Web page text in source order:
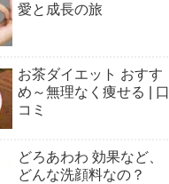
愛と成長の旅
お茶ダイエット おすす
め～無理なく痩せる | 口
コミ
どろあわわ 効果など、
どんな洗顔料なの？